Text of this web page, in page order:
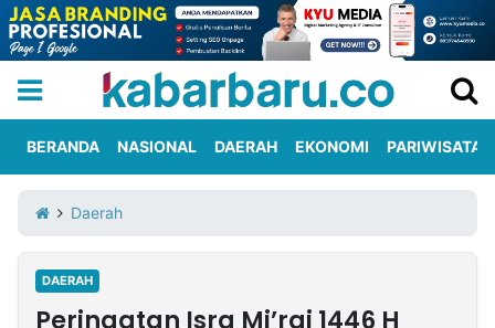
Iklan
Berita
Kami
BERANDA NASIONAL DAERAH EKONOMI PARIWISATA
Daerah
DAERAH
Peringatan Isra Mi’raj 1446 H